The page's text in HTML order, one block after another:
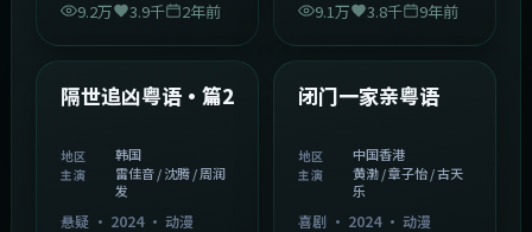
9.2万 3.9千 2年前 9.1万 3.8千 9年前
精选
隔世追凶粤语·篇2
地区 韩国
主演
雷佳音 / 沈腾 / 周润
发
悬疑· 2024· 动漫
精选
闭门一家亲粤语
地区 中国香港
主演
黄渤 / 章子怡 / 古天
乐
喜剧· 2024· 动漫